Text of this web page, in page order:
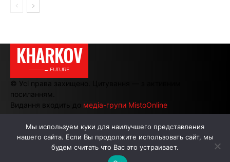
KHARKOV
———→ FUTURE
© Усі права захищено. Цитування — з активним
посиланням.
Видання входить до медіа-групи MistoOnline
АВТОРИ РЕКЛАМА НА САЙТІ
Мы используем куки для наилучшего представления
нашего сайта. Если Вы продолжите использовать сайт, мы
будем считать что Вас это устраивает.